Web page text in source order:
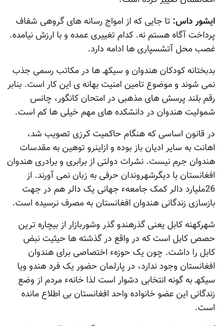
ایشور داس: تا جایی که از امواج رسانه های گروهی شفاف
پرداخت آگاه هستم نه. کدام تغییری عمده و با ارزش نیامده.
غصب محل آتشسپاری ها ادامه دارد.
بدبختانه کودکان هندوان و سیکهـ ها در مکاتب رسمی جذب
نمی شوند و موضوع تامین امنیت بهانه ی این کار است. بنابر
رقم بلند پرسش های مذهبی در امتحان کانگور، چانس
شمولیت هندوان در دانشکده های مهم خیلی ها کم است.
در قانون اساسی که هنگام حاکمیت کرزی تصویب شد،
اهانت به سایر ادیان باز بوده و ازاینرو توهین به مقدسات
هندوان جرم نیست. نشرات دولتی از برابری و برادری هندوان
افغانستان با دیگرشهروندان حرفی به زبان نمی آورند. از
26ملیارد دالر کمک جامعهء جهانی یک دالر هم در جهت
بازسازی زندگانی هندوان افغانستان به مصرف نرسیده است.
شهرکهنه کابل یعنی گذرهندو گذر وشوربازار از بیچاره ترین
حصص کابل است که در واقع در گذشته ها حیثیت نبض
کابل را داشت. چون یک حوزهء اختصاصی برای هندوان
افغانستان وجود ندارد، در پارلمان حضور یک فرد هندو ویا
سیکهـ به گونه انتخابی دشوار است لذا خانهء مردم از وضع
زندگانی این عضو خانواده واحد افغانستان بی اطلاع مانده
است.